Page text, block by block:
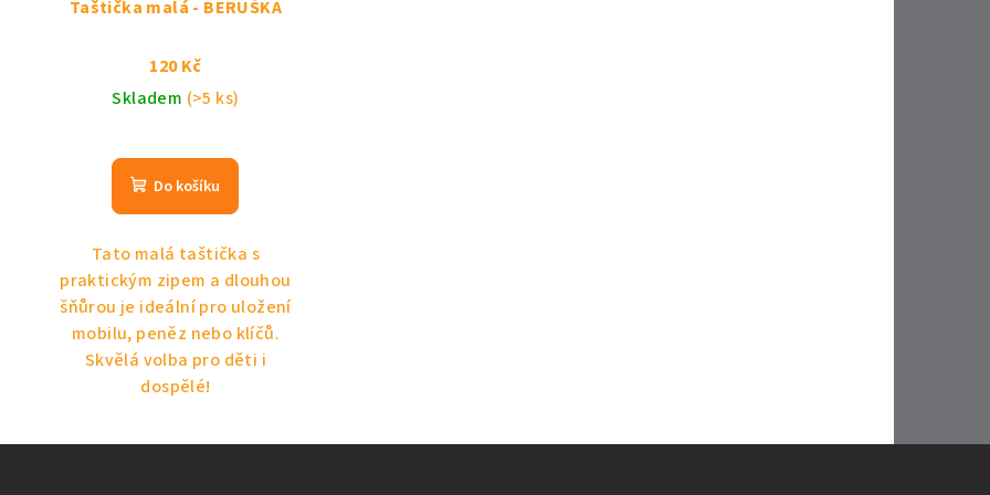
Taštička malá - BERUŠKA
120 Kč
Skladem (>5 ks)
Do košíku
Tato malá taštička s
praktickým zipem a dlouhou
šňůrou je ideální pro uložení
mobilu, peněz nebo klíčů.
Skvělá volba pro děti i
dospělé!